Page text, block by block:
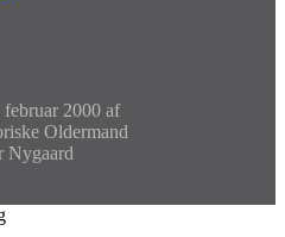
2000 af
Oldermand
Nygaard